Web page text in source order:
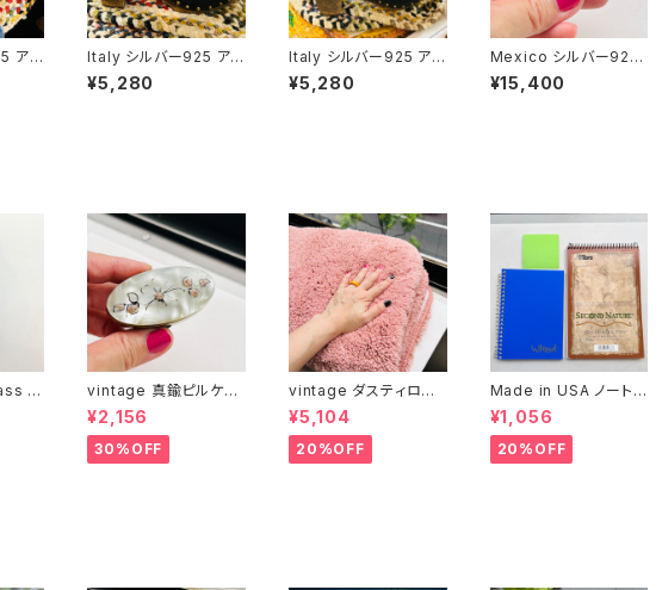
アン
Italy シルバー925 アン
クレット / W2.5mm フ
ィガロチェーン
¥5,280
Italy シルバー925 アン
クレット / ボールチェー
ン
¥5,280
Mexico シルバー925
ピルケース
¥15,400
c
vintage 真鍮ピルケー
ス
¥2,156
30%OFF
vintage ダスティロー
ズ バスマット
¥5,104
20%OFF
Made in USA ノート２
冊とおまけ
¥1,056
20%OFF